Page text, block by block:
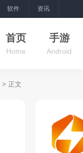
软件 资讯
首页
Home
手游
Android
> 正文